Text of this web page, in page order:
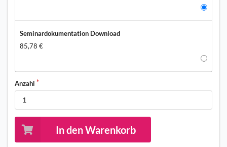
Seminardokumentation Download
85,78 €
Anzahl
In den Warenkorb